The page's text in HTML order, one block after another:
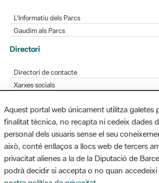
L'Informatiu dels Parcs
Gaudim als Parcs
Directori
Directori de contacte
Xarxes socials
Bústia de suggeriments
Opineu sobre els parcs
MAPA WEB AVÍS LEGAL ACCESSIBILITAT
Aquest portal web únicament utilitza galetes
finalitat tècnica, no recapta ni cedeix dades
personal dels usuaris sense el seu
això, conté enllaços a llocs web de tercers
privacitat alienes a la de la Diputació de
podrà decidir si accepta o no quan accedeixi